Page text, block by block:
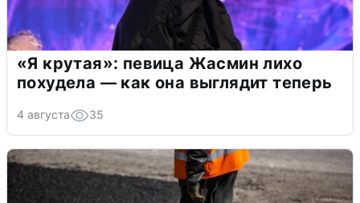
«Я крутая»: певица Жасмин лихо
похудела — как она выглядит теперь
4 августа 35